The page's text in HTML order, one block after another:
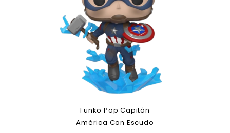
Funko Pop Capitán
América Con Escudo